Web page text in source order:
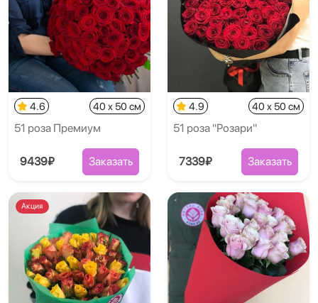
4.6 40 x 50 см
51 роза Премиум
9439₽ Заказать
4.9 40 x 50 см
51 роза "Розари"
7339₽ Заказать
Акция